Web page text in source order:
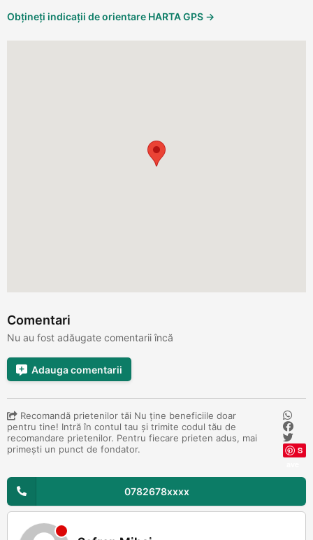
Obțineți indicații de orientare HARTA GPS →
Comentari
Nu au fost adăugate comentarii încă
Adauga comentarii
Recomandă prietenilor tăi Nu ține beneficiile doar
pentru tine! Intră în contul tau și trimite codul tău de
recomandare prietenilor. Pentru fiecare prieten adus, mai
primești un punct de fondator.
S
0782678xxxx